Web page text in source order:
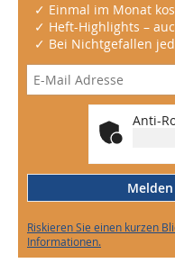
✓ Einmal im Monat
✓ Heft-Highlights –
✓ Bei Nichtgefallen
Anti-
Riskieren Sie einen kurzen
Informationen.